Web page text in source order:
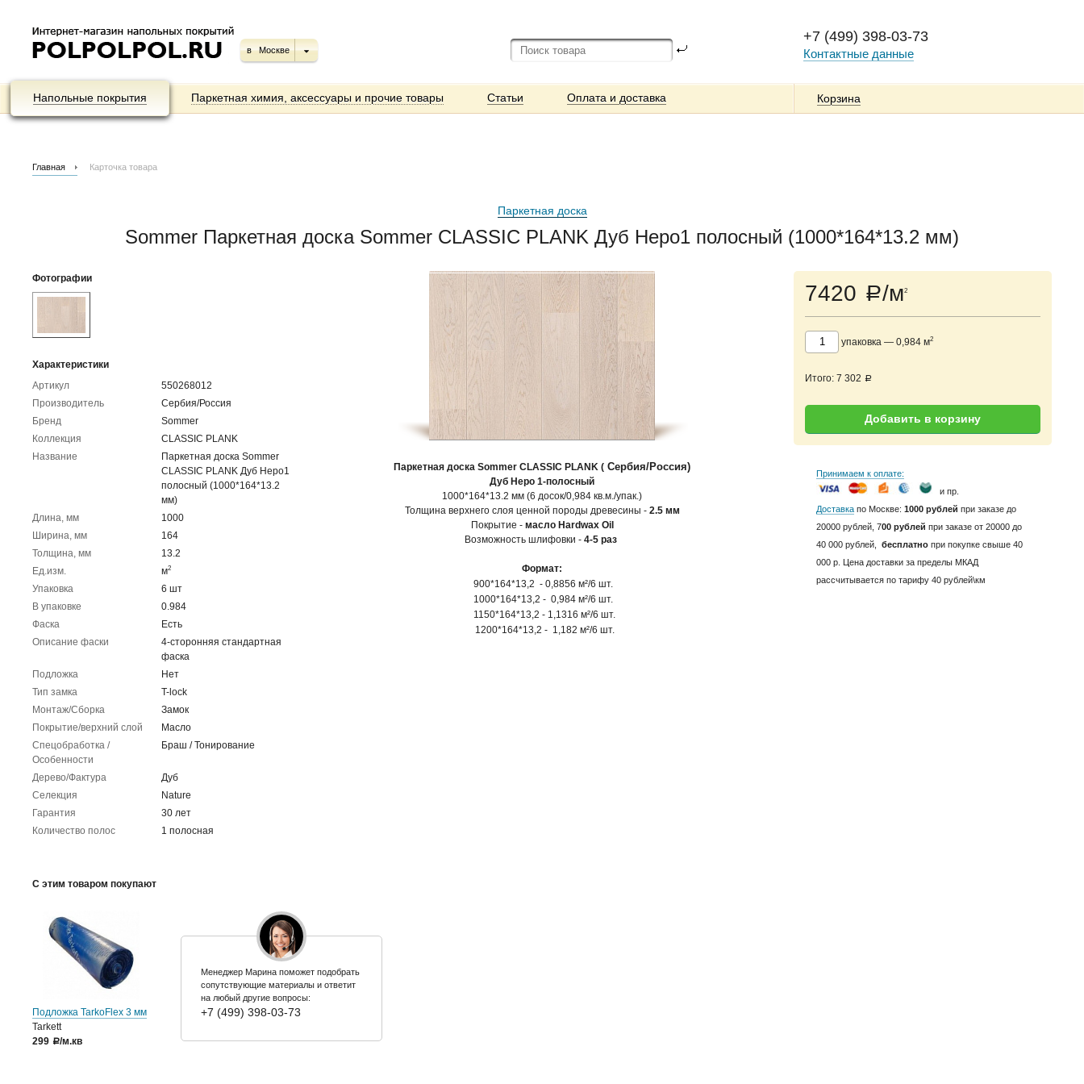
в Москве
+7 (499) 398-03-73
Контактные данные
Напольные покрытия Паркетная химия, аксессуары и прочие товары Статьи Оплата и доставка Корзина
Главная Карточка товара
Паркетная доска
Sommer Паркетная доска Sommer CLASSIC PLANK Дуб Неро1 полосный (1000*164*13.2 мм)
Фотографии
Характеристики
Артикул
550268012
Производитель
Сербия/Россия
Бренд
Sommer
Коллекция
CLASSIC PLANK
Название
Паркетная доска Sommer
CLASSIC PLANK Дуб Неро1
полосный (1000*164*13.2
мм)
Длина, мм
1000
Ширина, мм
164
Толщина, мм
13.2
Ед.изм.
м2
Упаковка
6 шт
В упаковке
0.984
Фаска
Есть
Описание фаски
4-сторонняя стандартная
фаска
Подложка
Нет
Тип замка
T-lock
Монтаж/Сборка
Замок
Покрытие/верхний слой
Масло
Спецобработка /
Особенности
Браш / Тонирование
Дерево/Фактура
Дуб
Селекция
Nature
Гарантия
30 лет
Количество полос
1 полосная
7420 a/м2
упаковка — 0,984 м2
Итого: 7 302 a
Добавить в корзину
Принимаем к оплате:
и пр.
Доставка по Москве: 1000 рублей при заказе до
20000 рублей, 700 рублей при заказе от 20000 до
40 000 рублей, бесплатно при покупке свыше 40
000 р. Цена доставки за пределы МКАД
рассчитывается по тарифу 40 рублей\км
Паркетная доска Sommer CLASSIC PLANK ( Сербия/Россия)
Дуб Неро 1-полосный
1000*164*13.2 мм (6 досок/0,984 кв.м./упак.)
Толщина верхнего слоя ценной породы древесины - 2.5 мм
Покрытие - масло Hardwax Oil
Возможность шлифовки - 4-5 раз
Формат:
900*164*13,2 - 0,8856 м²/6 шт.
1000*164*13,2 - 0,984 м²/6 шт.
1150*164*13,2 - 1,1316 м²/6 шт.
1200*164*13,2 - 1,182 м²/6 шт.
С этим товаром покупают
Подложка TarkoFlex 3 мм
Tarkett
299
a/м.кв
Менеджер Марина поможет подобрать
сопутствующие материалы и ответит
на любый другие вопросы:
+7 (499) 398-03-73